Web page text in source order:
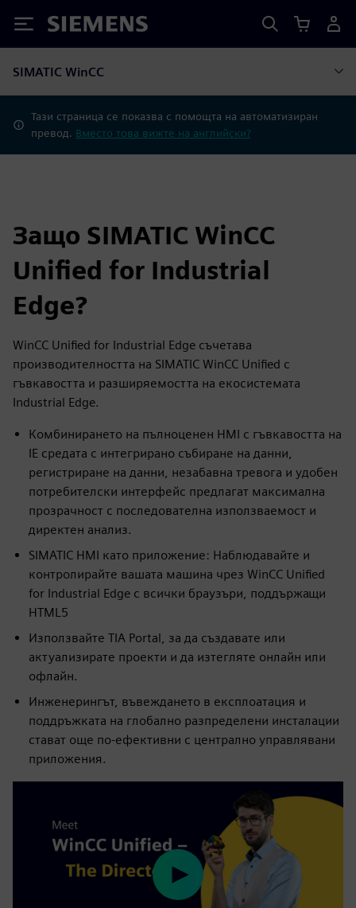
Siemens
SIMATIC WinCC
Тази страница се показва с помощта на автоматизиран
превод. Вместо това вижте на английски?
Защо SIMATIC WinCC
Unified for Industrial
Edge?
WinCC Unified for Industrial Edge съчетава
производителността на SIMATIC WinCC Unified с
гъвкавостта и разширяемостта на екосистемата
Industrial Edge.
Комбинирането на пълноценен HMI с гъвкавостта на
IE средата с интегрирано събиране на данни,
регистриране на данни, незабавна тревога и удобен
потребителски интерфейс предлагат максимална
прозрачност с последователна използваемост и
директен анализ.
SIMATIC HMI като приложение: Наблюдавайте и
контролирайте вашата машина чрез WinCC Unified
for Industrial Edge с всички браузъри, поддържащи
HTML5
Използвайте TIA Portal, за да създавате или
актуализирате проекти и да изтегляте онлайн или
офлайн.
Инженерингът, въвеждането в експлоатация и
поддръжката на глобално разпределени инсталации
стават още по-ефективни с централно управлявани
приложения.
Play